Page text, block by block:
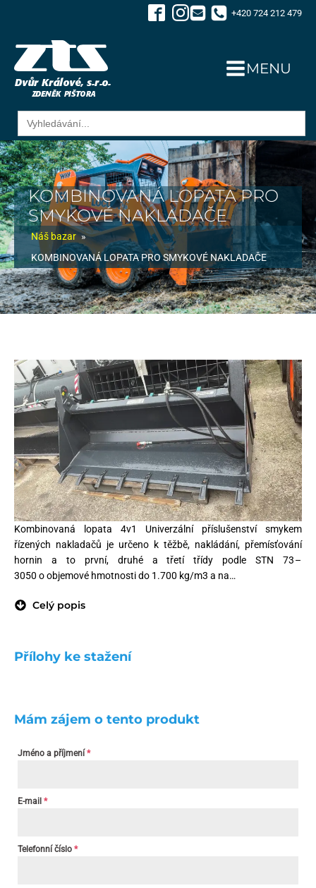
+420 724 212 479
MENU
Search
for:
KOMBINOVANÁ LOPATA PRO
SMYKOVÉ NAKLADAČE
Náš bazar »
KOMBINOVANÁ LOPATA PRO SMYKOVÉ NAKLADAČE
Kombinovaná lopata 4v1 Univerzální příslušenství smykem
řízených nakladačů je určeno k těžbě, nakládání, přemísťování
hornin a to první, druhé a třetí třídy podle STN 73 –
3050 o objemové hmotnosti do 1.700 kg/m3 a na…
Celý popis
Přílohy ke stažení
Mám zájem o tento produkt
Jméno a příjmení *
E-mail *
Telefonní číslo *